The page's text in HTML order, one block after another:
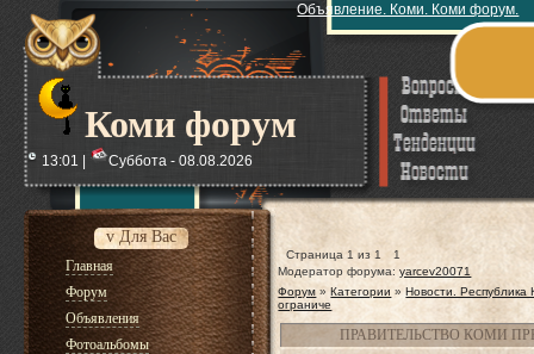
Коми форум
Объявление. Коми. Коми форум.
13:01 | Суббота - 08.08.2026
v Для Вас
Главная
Форум
Объявления
Фотоальбомы
Страница 1 из 1
1
Модератор форума:yarcev20071
Форум » Категории » Новости. Республика
ограниче
ПРАВИТЕЛЬСТВО КОМИ